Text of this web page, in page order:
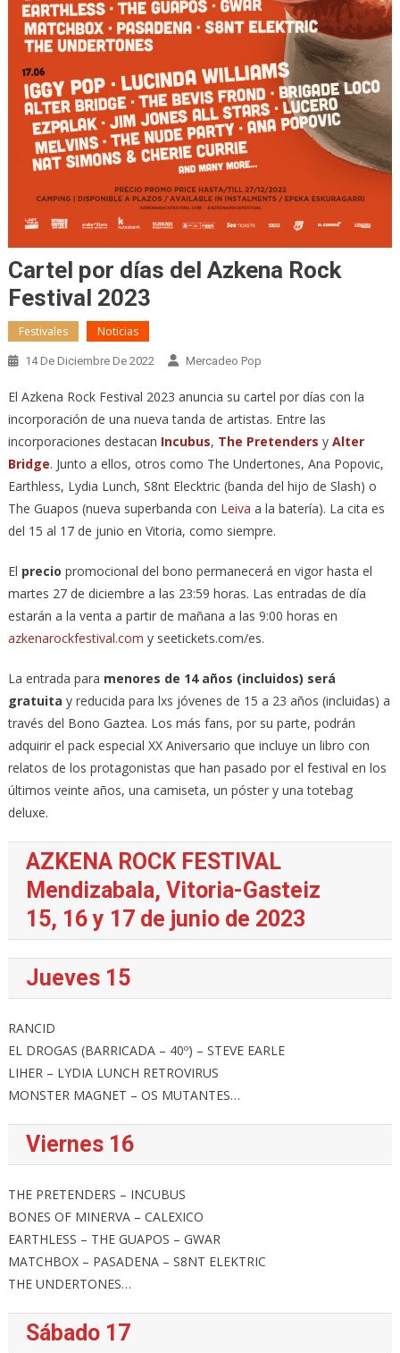
Cartel por días del Azkena Rock
Festival 2023
Festivales Noticias
14 De Diciembre De 2022 Mercadeo Pop
El Azkena Rock Festival 2023 anuncia su cartel por días con la
incorporación de una nueva tanda de artistas. Entre las
incorporaciones destacan Incubus, The Pretenders y Alter
Bridge. Junto a ellos, otros como The Undertones, Ana Popovic,
Earthless, Lydia Lunch, S8nt Elecktric (banda del hijo de Slash) o
The Guapos (nueva superbanda con Leiva a la batería). La cita es
del 15 al 17 de junio en Vitoria, como siempre.
El precio promocional del bono permanecerá en vigor hasta el
martes 27 de diciembre a las 23:59 horas. Las entradas de día
estarán a la venta a partir de mañana a las 9:00 horas en
azkenarockfestival.com y seetickets.com/es.
La entrada para menores de 14 años (incluidos) será
gratuita y reducida para lxs jóvenes de 15 a 23 años (incluidas) a
través del Bono Gaztea. Los más fans, por su parte, podrán
adquirir el pack especial XX Aniversario que incluye un libro con
relatos de los protagonistas que han pasado por el festival en los
últimos veinte años, una camiseta, un póster y una totebag
deluxe.
AZKENA ROCK FESTIVAL
Mendizabala, Vitoria-Gasteiz
15, 16 y 17 de junio de 2023
Jueves 15
RANCID
EL DROGAS (BARRICADA – 40º) – STEVE EARLE
LIHER – LYDIA LUNCH RETROVIRUS
MONSTER MAGNET – OS MUTANTES…
Viernes 16
THE PRETENDERS – INCUBUS
BONES OF MINERVA – CALEXICO
EARTHLESS – THE GUAPOS – GWAR
MATCHBOX – PASADENA – S8NT ELEKTRIC
THE UNDERTONES…
Sábado 17